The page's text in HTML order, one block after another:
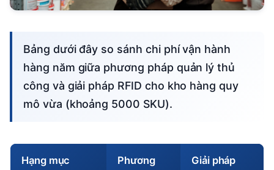
Bảng dưới đây so sánh chi phí vận hành
hàng năm giữa phương pháp quản lý thủ
công và giải pháp RFID cho kho hàng quy
mô vừa (khoảng 5000 SKU).
Hạng mục
Phương
Giải pháp